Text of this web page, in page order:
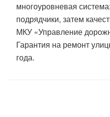
многоуровневая
подрядчики, затем
МКУ «Управление
Гарантия на ремонт
года.